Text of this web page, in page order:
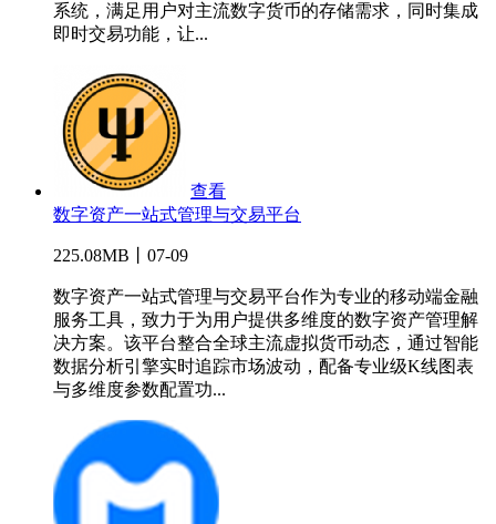
系统，满足用户对主流数字货币的存储需求，同时集成
即时交易功能，让...
查看
数字资产一站式管理与交易平台
225.08MB丨07-09
数字资产一站式管理与交易平台作为专业的移动端金融
服务工具，致力于为用户提供多维度的数字资产管理解
决方案。该平台整合全球主流虚拟货币动态，通过智能
数据分析引擎实时追踪市场波动，配备专业级K线图表
与多维度参数配置功...